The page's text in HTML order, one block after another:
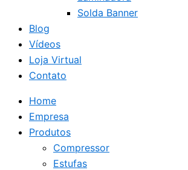
Solda Banner
Blog
Vídeos
Loja Virtual
Contato
Home
Empresa
Produtos
Compressor
Estufas